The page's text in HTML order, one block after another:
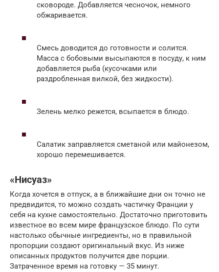
сковороде. Добавляется чесночок, немного
обжаривается.
Смесь доводится до готовности и солится.
Масса с бобовыми высыпаются в посуду, к ним
добавляется рыба (кусочками или
раздробленная вилкой, без жидкости).
Зелень мелко режется, всыпается в блюдо.
Салатик заправляется сметаной или майонезом,
хорошо перемешивается.
«Нисуаз»
Когда хочется в отпуск, а в ближайшие дни он точно не
предвидится, то можно создать частичку Франции у
себя на кухне самостоятельно. Достаточно приготовить
известное во всем мире французское блюдо. По сути
настолько обычные ингредиенты, но в правильной
пропорции создают оригинальный вкус. Из ниже
описанных продуктов получится две порции.
Затраченное время на готовку — 35 минут.